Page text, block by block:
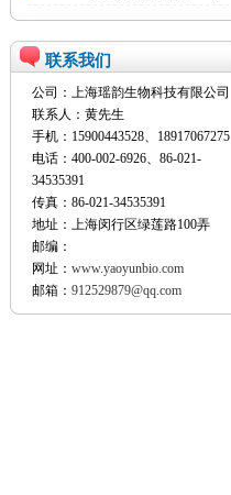
联系我们
公司：上海瑶韵生物科技有限公司
联系人：黄先生
手机：15900443528、18917067275
电话：400-002-6926、86-021-
34535391
传真：86-021-34535391
地址：上海闵行区绿莲路100弄
邮编：
网址： www.yaoyunbio.com
邮箱： 912529879@qq.com